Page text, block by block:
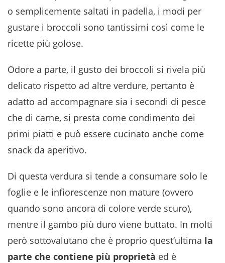
o semplicemente saltati in padella, i modi per
gustare i broccoli sono tantissimi così come le
ricette più golose.
Odore a parte, il gusto dei broccoli si rivela più
delicato rispetto ad altre verdure, pertanto è
adatto ad accompagnare sia i secondi di pesce
che di carne, si presta come condimento dei
primi piatti e può essere cucinato anche come
snack da aperitivo.
Di questa verdura si tende a consumare solo le
foglie e le infiorescenze non mature (ovvero
quando sono ancora di colore verde scuro),
mentre il gambo più duro viene buttato. In molti
però sottovalutano che è proprio quest’ultima la
parte che contiene più proprietà ed è